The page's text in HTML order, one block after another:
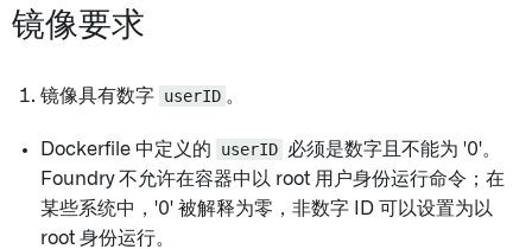
镜像要求
镜像具有数字 userID 。
Dockerfile 中定义的 userID 必须是数字且不能为 '0'。
Foundry 不允许在容器中以 root 用户身份运行命令；在
某些系统中，'0' 被解释为零，非数字 ID 可以设置为以
root 身份运行。